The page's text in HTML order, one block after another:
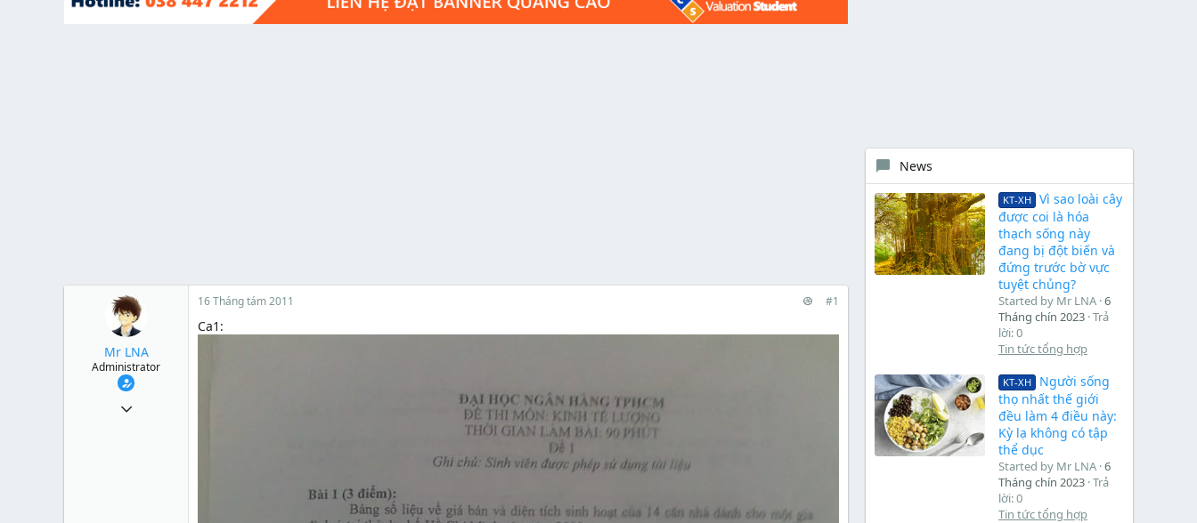
t
Mr LNA
Administrator
16 Tháng tám 2011 #1
Ca1:
News
KT-XH
Vì sao loài cây
được coi là hóa
thạch sống này
đang bị đột biến và
đứng trước bờ vực
tuyệt chủng?
Started by Mr LNA 6
Tháng chín 2023 Trả
lời: 0
Tin tức tổng hợp
KT-XH
Người sống
thọ nhất thế giới
đều làm 4 điều này:
Kỳ lạ không có tập
thể dục
Started by Mr LNA 6
Tháng chín 2023 Trả
lời: 0
Tin tức tổng hợp